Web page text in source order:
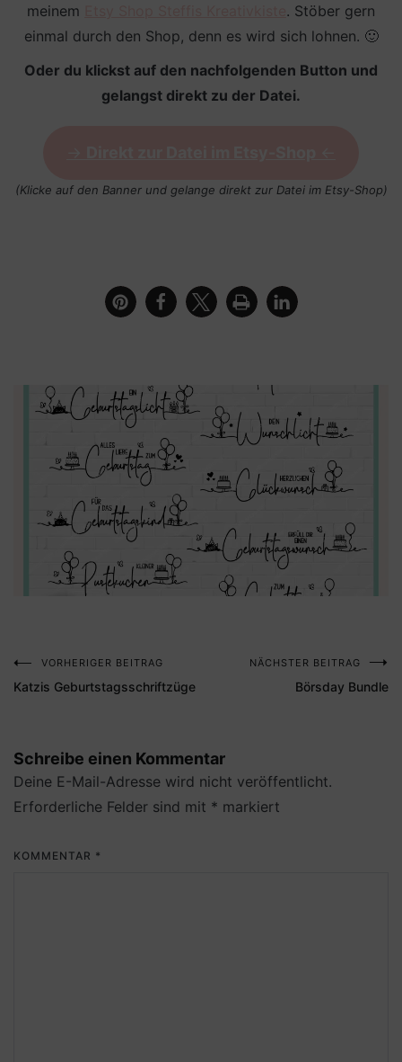
meinem
. Stöber gern
einmal durch den Shop, denn es wird sich lohnen. 🙂
Oder du klickst auf den nachfolgenden Button und
gelangst direkt zu der Datei.
(Klicke auf den Banner und gelange direkt zur Datei im Etsy-Shop)
Beitragsnavigation
VORHERIGER BEITRAG
Katzis Geburtstagsschriftzüge
NÄCHSTER BEITRAG
Börsday Bundle
Schreibe einen Kommentar
Deine E-Mail-Adresse wird nicht veröffentlicht.
Erforderliche Felder sind mit * markiert
KOMMENTAR *